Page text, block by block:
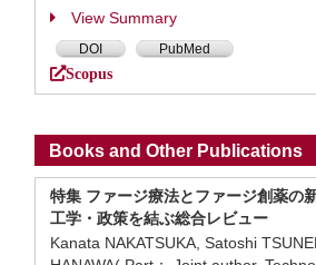
View Summary
DOI PubMed
Scopus
Books and Other Publications
特集 ファージ療法とファージ創薬の
工学・政策を結ぶ総合レビュー
Kanata NAKATSUKA, Satoshi